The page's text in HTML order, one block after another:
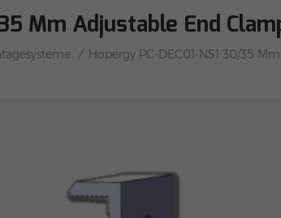
Mm Adjustable End
/ Hopergy PC-DEC01-NS1 30/35